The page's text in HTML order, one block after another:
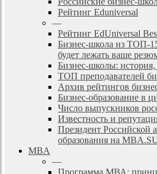
Рейтинг Eduniversal
—
Рейтинг EdUniversal
Бизнес-школа из ТОП-
будет лежать ваше
Бизнес-школы:
ТОП преподавателей
Архив рейтингов
Бизнес-образование в
Число выпускников
Известность и
Президент Российской
образования на
MBA
—
Программа МВА: